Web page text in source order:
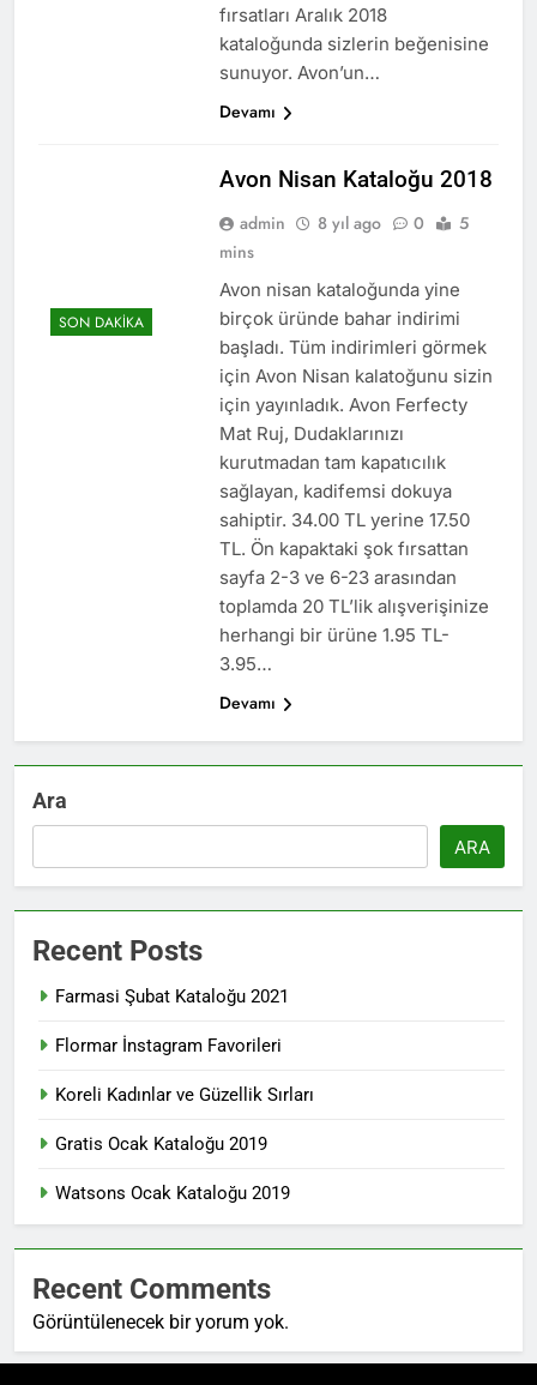
fırsatları Aralık 2018
kataloğunda sizlerin beğenisine
sunuyor. Avon’un…
Devamı
SON DAKIKA
Avon Nisan Kataloğu 2018
admin 8 yıl ago 0
5
mins
Avon nisan kataloğunda yine
birçok üründe bahar indirimi
başladı. Tüm indirimleri görmek
için Avon Nisan kalatoğunu sizin
için yayınladık. Avon Ferfecty
Mat Ruj, Dudaklarınızı
kurutmadan tam kapatıcılık
sağlayan, kadifemsi dokuya
sahiptir. 34.00 TL yerine 17.50
TL. Ön kapaktaki şok fırsattan
sayfa 2-3 ve 6-23 arasından
toplamda 20 TL’lik alışverişinize
herhangi bir ürüne 1.95 TL-
3.95…
Devamı
Ara
ARA
Recent Posts
Farmasi Şubat Kataloğu 2021
Flormar İnstagram Favorileri
Koreli Kadınlar ve Güzellik Sırları
Gratis Ocak Kataloğu 2019
Watsons Ocak Kataloğu 2019
Recent Comments
Görüntülenecek bir yorum yok.